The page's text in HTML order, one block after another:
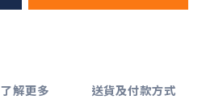
了解更多 送貨及付款方式